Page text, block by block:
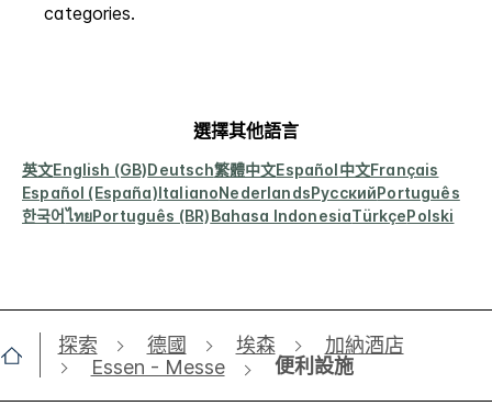
categories.
選擇其他語言
英文English (GB)Deutsch繁體中文Español中文Français
Español (España)ItalianoNederlandsРусскийPortuguês
한국어ไทยPortuguês (BR)Bahasa IndonesiaTürkçePolski
探索 德國 埃森
加納酒店
Essen - Messe
便利設施